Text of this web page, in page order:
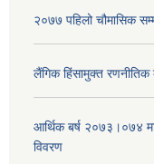
२०७७ पहिलो चौमासिक सम्म
लैंगिक हिंसामुक्त रणनीतिक
आर्थिक बर्ष २०७३।०७४ मा
विवरण